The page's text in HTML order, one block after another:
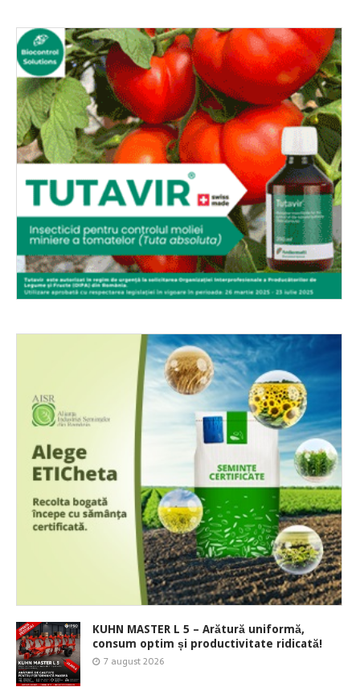
KUHN MASTER L 5 – Arătură uniformă,
consum optim și productivitate ridicată!
7 august 2026